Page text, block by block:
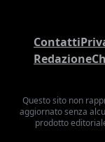
Contatti
Redazione
Questo sito non
aggiornato senza
prodotto